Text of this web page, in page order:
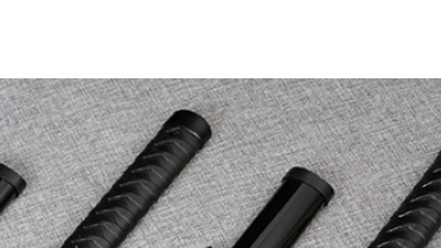
5 5000
5 5000
5 5000
5 5000